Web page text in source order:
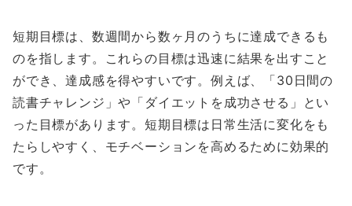
短期目標は、数週間から数ヶ月のうちに達成できるも
のを指します。これらの目標は迅速に結果を出すこと
ができ、達成感を得やすいです。例えば、「30日間の
読書チャレンジ」や「ダイエットを成功させる」とい
った目標があります。短期目標は日常生活に変化をも
たらしやすく、モチベーションを高めるために効果的
です。